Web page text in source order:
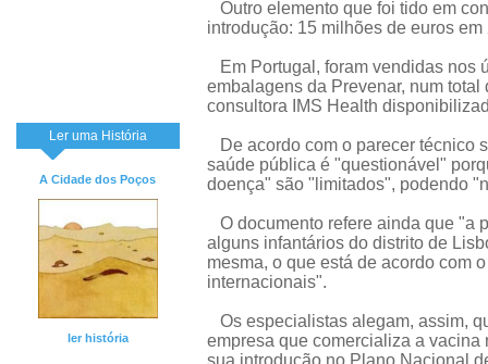
Ler uma História
A Cidade dos Poços
ler história
Outro elemento que foi tido em
introdução: 15 milhões de euros em
Em Portugal, foram vendidas nos
embalagens da Prevenar, num
consultora IMS Health
De acordo com o parecer técnico
saúde pública é "questionável"
doença" são "limitados", podendo
O documento refere ainda que "a
alguns infantários do distrito de
mesma, o que está de acordo com
internacionais".
Os especialistas alegam, assim,
empresa que comercializa a
sua introdução no Plano Nacional